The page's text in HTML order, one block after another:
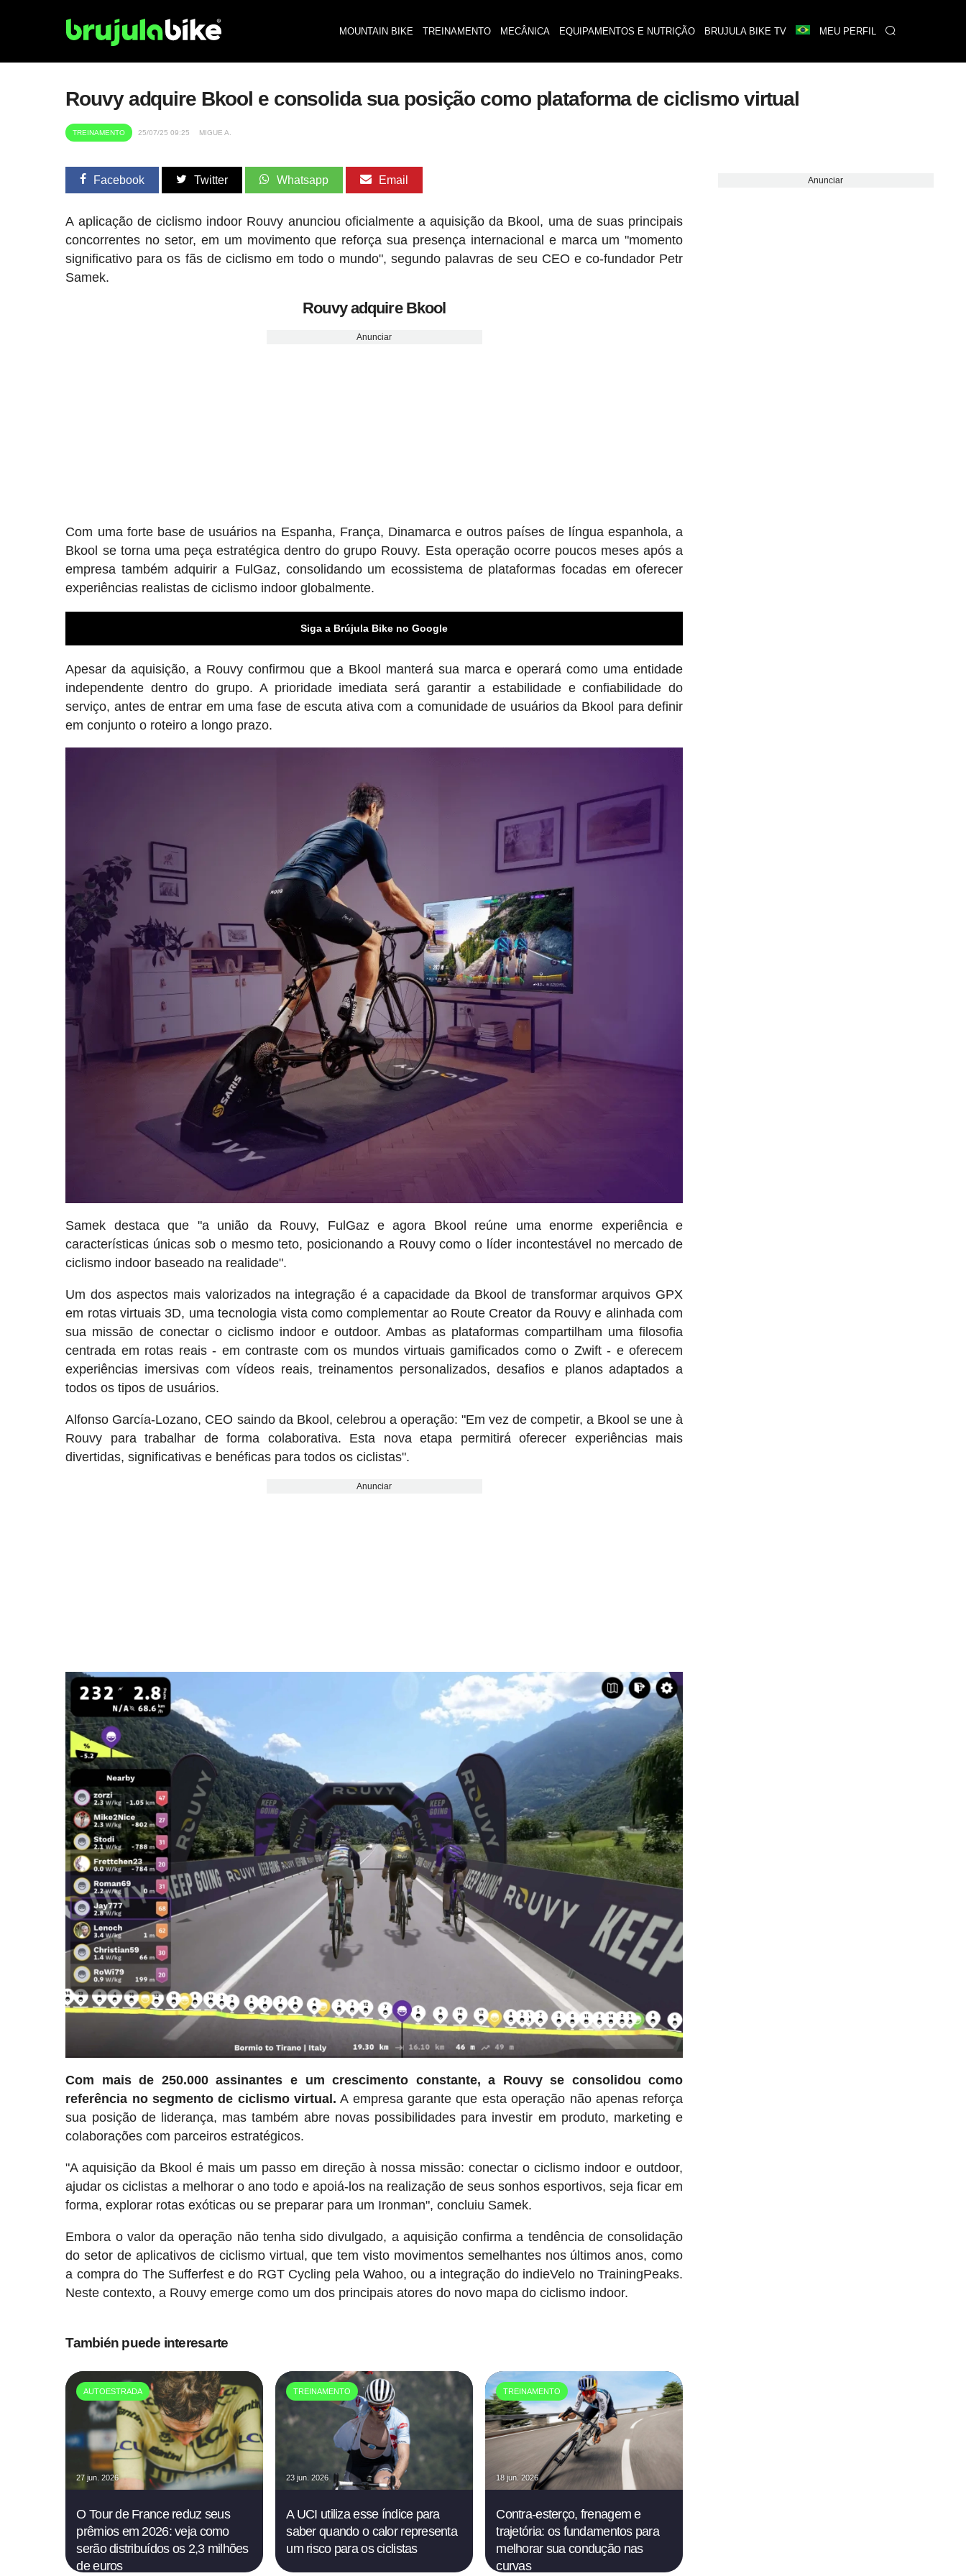
MOUNTAIN BIKE TREINAMENTO MECÂNICA EQUIPAMENTOS E NUTRIÇÃO BRUJULA BIKE TV MEU PERFIL
Rouvy adquire Bkool e consolida sua posição como plataforma de ciclismo virtual
TREINAMENTO 25/07/25 09:25 MIGUE A.
Facebook Twitter Whatsapp Email
A aplicação de ciclismo indoor Rouvy anunciou oficialmente a aquisição da Bkool, uma de suas principais
concorrentes no setor, em um movimento que reforça sua presença internacional e marca um "momento
significativo para os fãs de ciclismo em todo o mundo", segundo palavras de seu CEO e co-fundador Petr
Samek.
Rouvy adquire Bkool
Anunciar
Com uma forte base de usuários na Espanha, França, Dinamarca e outros países de língua espanhola, a
Bkool se torna uma peça estratégica dentro do grupo Rouvy. Esta operação ocorre poucos meses após a
empresa também adquirir a FulGaz, consolidando um ecossistema de plataformas focadas em oferecer
experiências realistas de ciclismo indoor globalmente.
Siga a Brújula Bike no Google
Apesar da aquisição, a Rouvy confirmou que a Bkool manterá sua marca e operará como uma entidade
independente dentro do grupo. A prioridade imediata será garantir a estabilidade e confiabilidade do
serviço, antes de entrar em uma fase de escuta ativa com a comunidade de usuários da Bkool para definir
em conjunto o roteiro a longo prazo.
Samek destaca que "a união da Rouvy, FulGaz e agora Bkool reúne uma enorme experiência e
características únicas sob o mesmo teto, posicionando a Rouvy como o líder incontestável no mercado de
ciclismo indoor baseado na realidade".
Um dos aspectos mais valorizados na integração é a capacidade da Bkool de transformar arquivos GPX
em rotas virtuais 3D, uma tecnologia vista como complementar ao Route Creator da Rouvy e alinhada com
sua missão de conectar o ciclismo indoor e outdoor. Ambas as plataformas compartilham uma filosofia
centrada em rotas reais - em contraste com os mundos virtuais gamificados como o Zwift - e oferecem
experiências imersivas com vídeos reais, treinamentos personalizados, desafios e planos adaptados a
todos os tipos de usuários.
Alfonso García-Lozano, CEO saindo da Bkool, celebrou a operação: "Em vez de competir, a Bkool se une à
Rouvy para trabalhar de forma colaborativa. Esta nova etapa permitirá oferecer experiências mais
divertidas, significativas e benéficas para todos os ciclistas".
Anunciar
Com mais de 250.000 assinantes e um crescimento constante, a Rouvy se consolidou como
referência no segmento de ciclismo virtual. A empresa garante que esta operação não apenas reforça
sua posição de liderança, mas também abre novas possibilidades para investir em produto, marketing e
colaborações com parceiros estratégicos.
"A aquisição da Bkool é mais um passo em direção à nossa missão: conectar o ciclismo indoor e outdoor,
ajudar os ciclistas a melhorar o ano todo e apoiá-los na realização de seus sonhos esportivos, seja ficar em
forma, explorar rotas exóticas ou se preparar para um Ironman", concluiu Samek.
Embora o valor da operação não tenha sido divulgado, a aquisição confirma a tendência de consolidação
do setor de aplicativos de ciclismo virtual, que tem visto movimentos semelhantes nos últimos anos, como
a compra do The Sufferfest e do RGT Cycling pela Wahoo, ou a integração do indieVelo no TrainingPeaks.
Neste contexto, a Rouvy emerge como um dos principais atores do novo mapa do ciclismo indoor.
También puede interesarte
AUTOESTRADA
27 jun. 2026
O Tour de France reduz seus
prêmios em 2026: veja como
serão distribuídos os 2,3 milhões
de euros
TREINAMENTO
23 jun. 2026
A UCI utiliza esse índice para
saber quando o calor representa
um risco para os ciclistas
TREINAMENTO
18 jun. 2026
Contra-esterço, frenagem e
trajetória: os fundamentos para
melhorar sua condução nas
curvas
Anunciar